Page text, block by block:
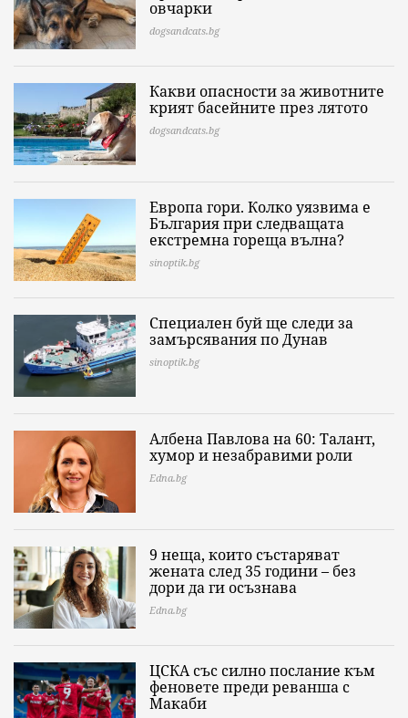
овчарки
dogsandcats.bg
Какви опасности за животните
крият басейните през лятото
dogsandcats.bg
Европа гори. Колко уязвима е
България при следващата
екстремна гореща вълна?
sinoptik.bg
Специален буй ще следи за
замърсявания по Дунав
sinoptik.bg
Албена Павлова на 60: Талант,
хумор и незабравими роли
Edna.bg
9 неща, които състаряват
жената след 35 години – без
дори да ги осъзнава
Edna.bg
ЦСКА със силно послание към
феновете преди реванша с
Макаби